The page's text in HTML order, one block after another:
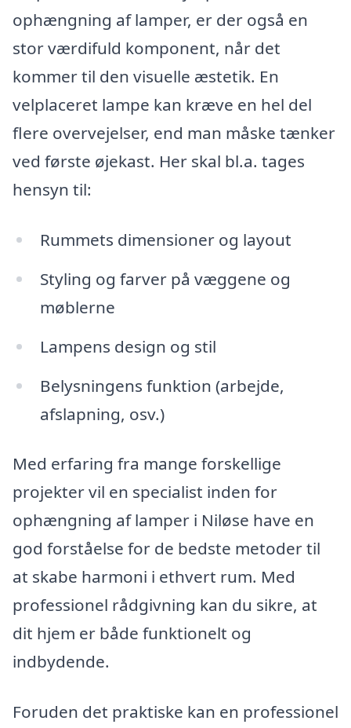
ophængning af lamper, er der også en
stor værdifuld komponent, når det
kommer til den visuelle æstetik. En
velplaceret lampe kan kræve en hel del
flere overvejelser, end man måske tænker
ved første øjekast. Her skal bl.a. tages
hensyn til:
Rummets dimensioner og layout
Styling og farver på væggene og
møblerne
Lampens design og stil
Belysningens funktion (arbejde,
afslapning, osv.)
Med erfaring fra mange forskellige
projekter vil en specialist inden for
ophængning af lamper i Niløse have en
god forståelse for de bedste metoder til
at skabe harmoni i ethvert rum. Med
professionel rådgivning kan du sikre, at
dit hjem er både funktionelt og
indbydende.
Foruden det praktiske kan en professionel